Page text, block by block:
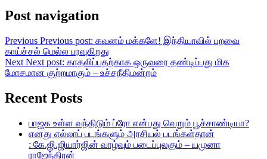
Post navigation
Previous Previous post: கவனம் மக்களே! இந்தியாவில் பறவை
காய்ச்சல் மெல்ல பரவுகிறது
Next Next post: காதலிப்பதற்காக ஒருவரை தண்டிப்பது மிக
மோசமான குற்றமாகும் – உச்சநீதிமன்றம்
Recent Posts
பாஜக உள்ள வந்திடும் ப்ரோ என்பது வெறும் பூச்சாண்டியா?
எனது எல்லாப் படங்களும் அரசியல் படங்கள்தான்
: கே.ஜி.ஜியார்ஜின் வாழ்வும் படைப்புலகும் – யமுனா
ராஜேந்திரன்